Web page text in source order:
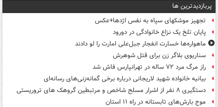
پربازدیدترین ها
تجهیز موشکهای سپاه به نفس اژدها+عکس
پایان تلخ یک نزاع خانوادگی در دورود
ماهواره‌ها خسارت انفجار جبل‌علی امارت را لو دادند
سناریوی بلاگر زن برای قتل شوهرش
راز مرگ مرد ۷۲ ساله در تهرانپارس فاش شد
بیانیه خانواده شهید لاریجانی درباره برخی گمانه‌زنی‌های رسانه‌ای
دستگیری ۸ نفر از اشرار مسلح شاخص و مرتبطین گروهک های تروریستی
موج بارش‌های تابستانه در راه ۱۱ استان